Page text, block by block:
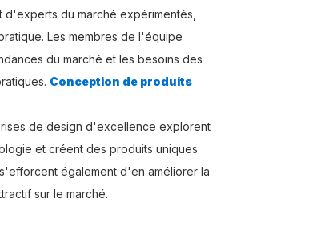
du marché expérimentés,
Les membres de l'équipe
du marché et les besoins des
Conception de produits
de design d'excellence explorent
et créent des produits uniques
également d'en améliorer la
sur le marché.